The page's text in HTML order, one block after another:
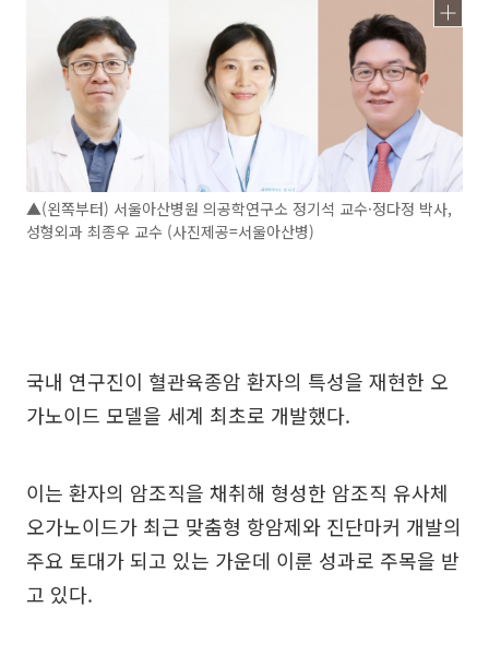
▲(왼쪽부터) 서울아산병원 의공학연구소 정기석 교수·정다정 박사,
성형외과 최종우 교수 (사진제공=서울아산병)
국내 연구진이 혈관육종암 환자의 특성을 재현한 오
가노이드 모델을 세계 최초로 개발했다.
이는 환자의 암조직을 채취해 형성한 암조직 유사체
오가노이드가 최근 맞춤형 항암제와 진단마커 개발의
주요 토대가 되고 있는 가운데 이룬 성과로 주목을 받
고 있다.